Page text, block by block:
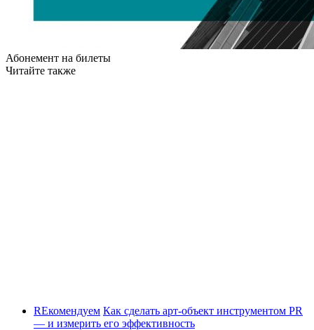
Абонемент на билеты
Читайте также
REкомендуем Как сделать арт-объект инструментом PR
— и измерить его эффективность